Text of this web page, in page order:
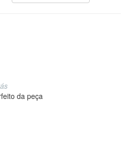
da peça